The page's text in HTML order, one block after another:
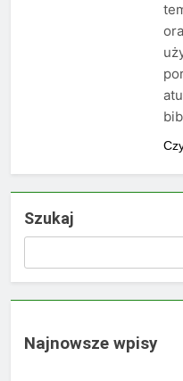
Szukaj
Najnowsze wpisy